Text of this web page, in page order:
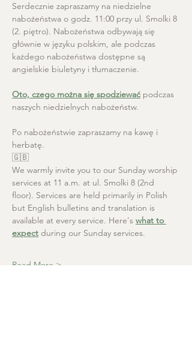
Serdecznie zapraszamy na niedzielne
nabożeństwa o godz. 11:00 przy ul. Smolki 8
(2. piętro). Nabożeństwa odbywają się
głównie w języku polskim, ale podczas
każdego nabożeństwa dostępne są
angielskie biuletyny i tłumaczenie.
Oto, czego można się spodziewać podczas
naszych niedzielnych nabożeństw.
Po nabożeństwie zapraszamy na kawę i
herbatę.
🇬🇧
We warmly invite you to our Sunday worship
services at 11 a.m. at ul. Smolki 8 (2nd
floor). Services are held primarily in Polish
but English bulletins and translation is
available at every service. Here's what to
expect during our Sunday services.
Read More >